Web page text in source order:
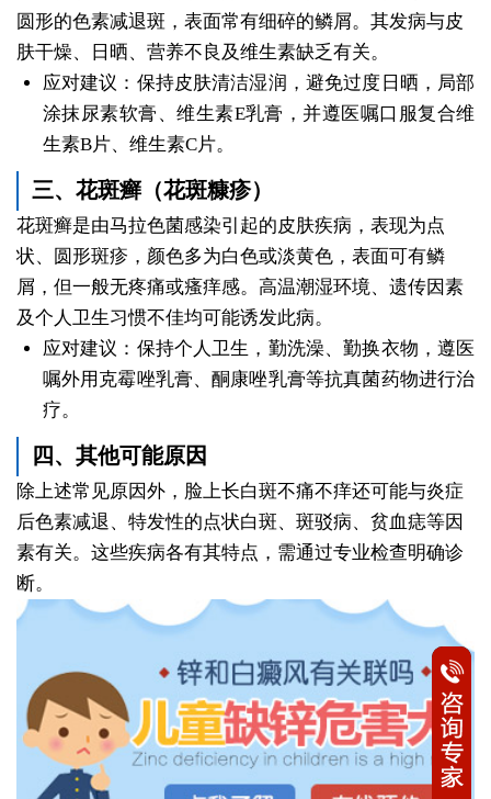
圆形的色素减退斑，表面常有细碎的鳞屑。其发病与皮
肤干燥、日晒、营养不良及维生素缺乏有关。
应对建议：保持皮肤清洁湿润，避免过度日晒，局部
涂抹尿素软膏、维生素E乳膏，并遵医嘱口服复合维
生素B片、维生素C片。
三、花斑癣（花斑糠疹）
花斑癣是由马拉色菌感染引起的皮肤疾病，表现为点
状、圆形斑疹，颜色多为白色或淡黄色，表面可有鳞
屑，但一般无疼痛或瘙痒感。高温潮湿环境、遗传因素
及个人卫生习惯不佳均可能诱发此病。
应对建议：保持个人卫生，勤洗澡、勤换衣物，遵医
嘱外用克霉唑乳膏、酮康唑乳膏等抗真菌药物进行治
疗。
四、其他可能原因
除上述常见原因外，脸上长白斑不痛不痒还可能与炎症
后色素减退、特发性的点状白斑、斑驳病、贫血痣等因
素有关。这些疾病各有其特点，需通过专业检查明确诊
断。